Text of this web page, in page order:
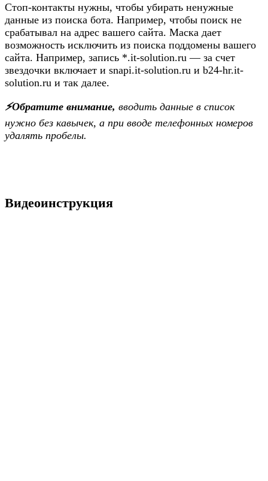
Стоп-контакты нужны, чтобы убирать ненужные
данные из поиска бота. Например, чтобы поиск не
срабатывал на адрес вашего сайта. Маска дает
возможность исключить из поиска поддомены вашего
сайта. Например, запись *.it-solution.ru — за счет
звездочки включает и snapi.it-solution.ru и b24-hr.it-
solution.ru и так далее.
⚡️Обратите внимание, вводить данные в список
нужно без кавычек, а при вводе телефонных номеров
удалять пробелы.
Видеоинструкция